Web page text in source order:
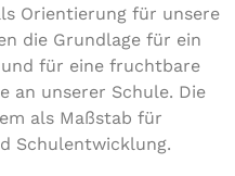
Ori­en­tie­rung für unsere
die Grundlage für ein
für eine frucht­ba­re
an unserer Schule. Die
als Maßstab für
Schulentwicklung.